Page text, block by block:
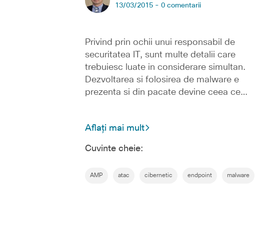
13/03/2015 - 0 comentarii
Privind prin ochii unui responsabil de
securitatea IT, sunt multe detalii care
trebuiesc luate in considerare simultan.
Dezvoltarea si folosirea de malware e
prezenta si din pacate devine ceea ce…
Aflați mai mult
Cuvinte cheie:
AMP atac cibernetic endpoint malware